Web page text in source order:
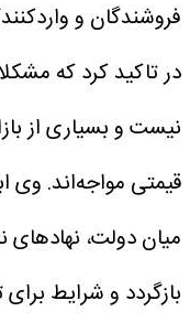
فروشندگان و
در تاکید کرد که
نیست و بسیاری از
قیمتی مواجه‌اند. وی
میان دولت، نهادهای
بازگردد و شرایط